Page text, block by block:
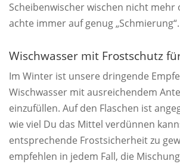
Scheibenwischer wischen nicht mehr
achte immer auf genug „Schmierung“.
Wischwasser mit Frostschutz
Im Winter ist unsere dringende
Wischwasser mit ausreichendem
einzufüllen. Auf den Flaschen ist
wie viel Du das Mittel verdünnen
entsprechende Frostsicherheit zu
empfehlen in jedem Fall, die